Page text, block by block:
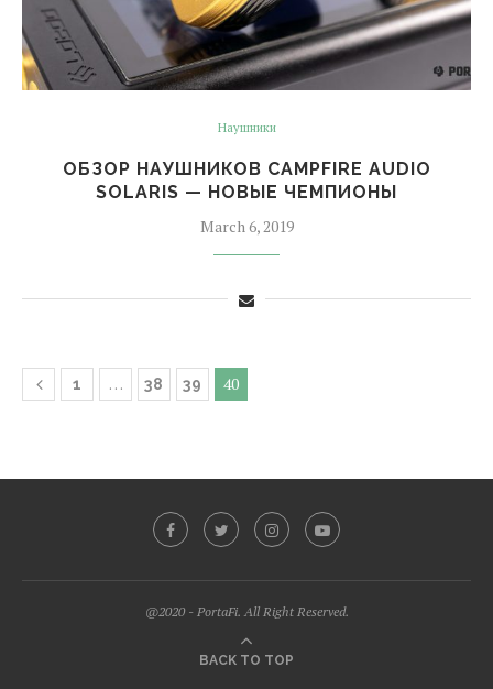
Наушники
ОБЗОР НАУШНИКОВ CAMPFIRE AUDIO
SOLARIS — НОВЫЕ ЧЕМПИОНЫ
March 6, 2019
1 … 38 39 40
@2020 - PortaFi. All Right Reserved.
BACK TO TOP